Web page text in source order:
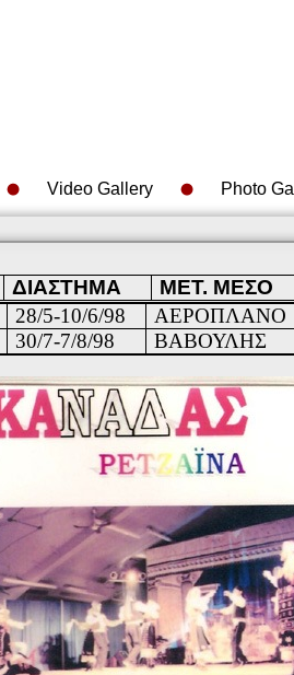
Video Gallery Photo
ΔΙΑΣΤΗΜΑ
ΜΕΤ. ΜΕΣΟ
28/5-10/6/98
ΑΕΡΟΠΛΑΝΟ
30/7-7/8/98 ΒΑΒΟΥΛΗΣ